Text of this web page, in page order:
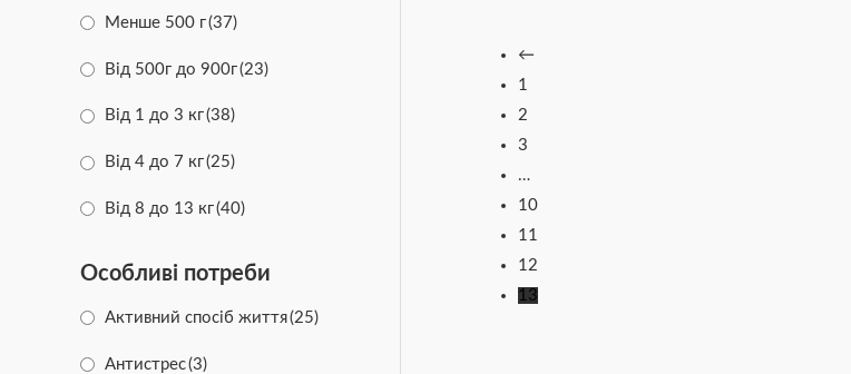
Менше 500 г(37)
Від 500г до 900г(23)
Від 1 до 3 кг(38)
Від 4 до 7 кг(25)
Від 8 до 13 кг(40)
Особливі потреби
Активний спосіб життя(25)
Антистрес(3)
←
1
2
3
…
10
11
12
13